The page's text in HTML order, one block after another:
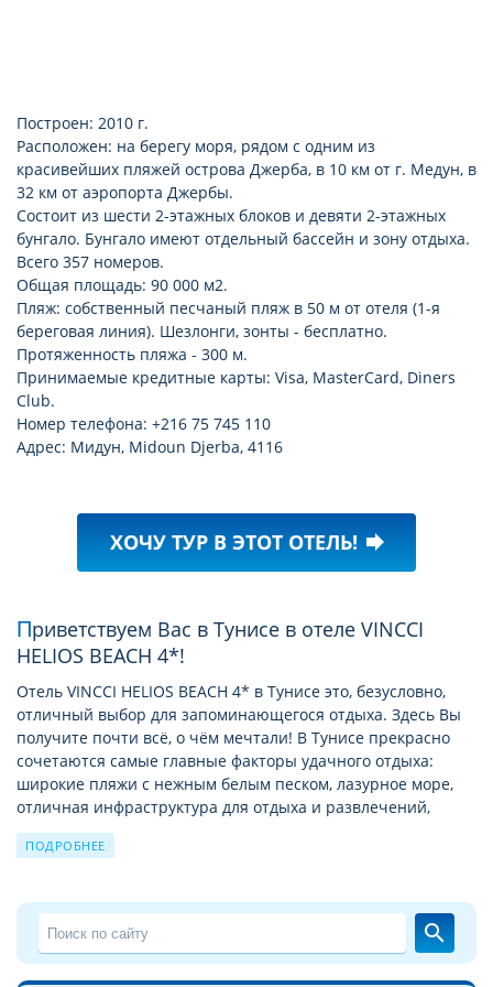
Построен: 2010 г.
Расположен: на берегу моря, рядом с одним из
красивейших пляжей острова Джерба, в 10 км от г. Медун, в
32 км от аэропорта Джербы.
Состоит из шести 2-этажных блоков и девяти 2-этажных
бунгало. Бунгало имеют отдельный бассейн и зону отдыха.
Всего 357 номеров.
Общая площадь: 90 000 м2.
Пляж: собственный песчаный пляж в 50 м от отеля (1-я
береговая линия). Шезлонги, зонты - бесплатно.
Протяженность пляжа - 300 м.
Принимаемые кредитные карты: Visa, MasterCard, Diners
Club.
Номер телефона: +216 75 745 110
Адрес: Мидун, Midoun Djerba, 4116
ХОЧУ ТУР В ЭТОТ ОТЕЛЬ! forward
Приветствуем Вас в Тунисе в отеле VINCCI
HELIOS BEACH 4*!
Отель VINCCI HELIOS BEACH 4* в Тунисе это, безусловно,
отличный выбор для запоминающегося отдыха. Здесь Вы
получите почти всё, о чём мечтали! В Тунисе прекрасно
сочетаются самые главные факторы удачного отдыха:
широкие пляжи с нежным белым песком, лазурное море,
отличная инфраструктура для отдыха и развлечений,
аттракционы, шоппинг, экскурсии и путешествия по
городам, деревушкам, жилищам берберов в горной
Средиземного моря. Выбирая отель Vincci Helios Beach,
расположенный на первой линии от моря, вы сможете
наслаждаться шумом прибоя, ощущать дуновения ветра,
наполненного запахом морской соли, получите
ПОДРОБНЕЕ
search